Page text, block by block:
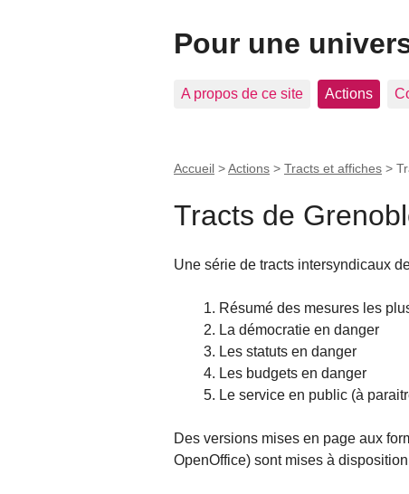
Pour une
A propos de ce site Actions
Accueil >Actions > Tracts et affiches >
Tracts de
Une série de tracts intersyndicaux
Résumé des mesures les
La démocratie en danger
Les statuts en danger
Les budgets en danger
Le service en public (à
Des versions mises en page aux
OpenOffice) sont mises à